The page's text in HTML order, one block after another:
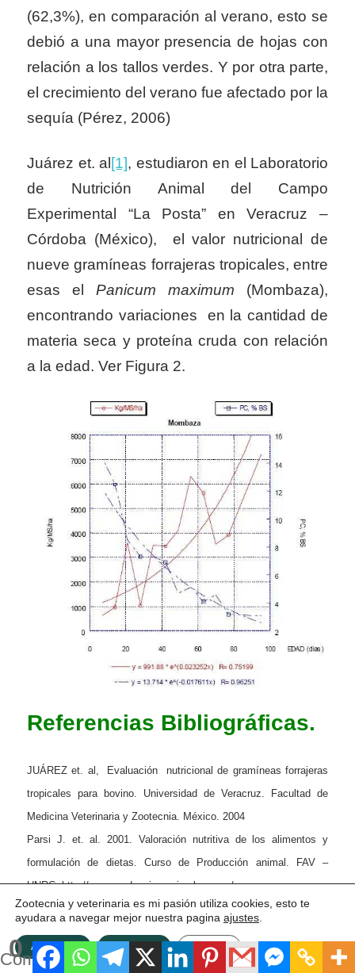
(62,3%), en comparación al verano, esto se
debió a una mayor presencia de hojas con
relación a los tallos verdes. Y por otra parte,
el crecimiento del verano fue afectado por la
sequía (Pérez, 2006)
Juárez et. al [1], estudiaron en el Laboratorio
de Nutrición Animal del Campo
Experimental “La Posta” en Veracruz –
Córdoba (México), el valor nutricional de
nueve gramíneas forrajeras tropicales, entre
esas el Panicum maximum (Mombaza),
encontrando variaciones en la cantidad de
materia seca y proteína cruda con relación
a la edad. Ver Figura 2.
Referencias Bibliográficas.
JUÁREZ et. al, Evaluación nutricional de gramíneas forrajeras
tropicales para bovino. Universidad de Veracruz. Facultad de
Medicina Veterinaria y Zootecnia. México. 2004
Parsi J. et. al. 2001. Valoración nutritiva de los alimentos y
formulación de dietas. Curso de Producción animal. FAV –
UNRC. http://www.produccion-animal.com.ar/
los forrajes. Cátedra de Manejo de Pasturas Facultad de
0
Compartidos
Zootecnia y veterinaria es mi pasión utiliza cookies, esto te
ayudara a navegar mejor nuestra pagina ajustes
ACEPTAR Rechazar Ajustes